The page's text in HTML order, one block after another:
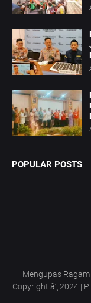
POPULAR POSTS
Mengupas
Copyright â’¸ 2024 |